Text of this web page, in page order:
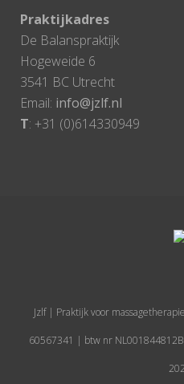
Praktijkadres
De Balanspraktijk
Hogeweide 6
3541 BC Utrecht
Email: info@jzlf.nl
T: +31 (0)614330949
Jzlf | Praktijk voor
60567341 | btw nr